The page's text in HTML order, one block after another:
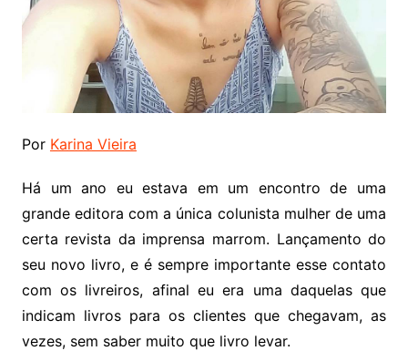
Por Karina Vieira
Há um ano eu estava em um encontro de uma
grande editora com a única colunista mulher de uma
certa revista da imprensa marrom. Lançamento do
seu novo livro, e é sempre importante esse contato
com os livreiros, afinal eu era uma daquelas que
indicam livros para os clientes que chegavam, as
vezes, sem saber muito que livro levar.